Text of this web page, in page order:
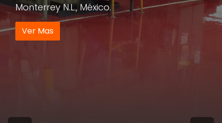
Monterrey N.L., México.
Ver Mas